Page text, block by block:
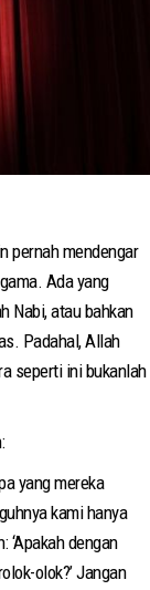
pernah mendengar
Ada yang
Nabi, atau bahkan
Padahal, Allah
seperti ini bukanlah
yang mereka
kami hanya
‘Apakah dengan
olok?’ Jangan